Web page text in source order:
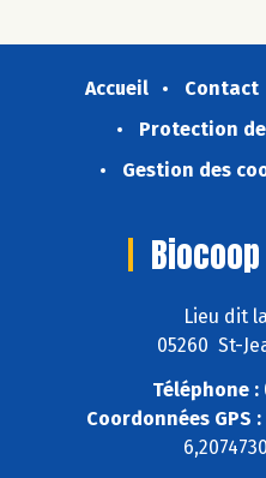
Accueil Contact
Protection
Gestion des
Lieu dit
05260 St-
Téléphone :
Coordonnées GPS :